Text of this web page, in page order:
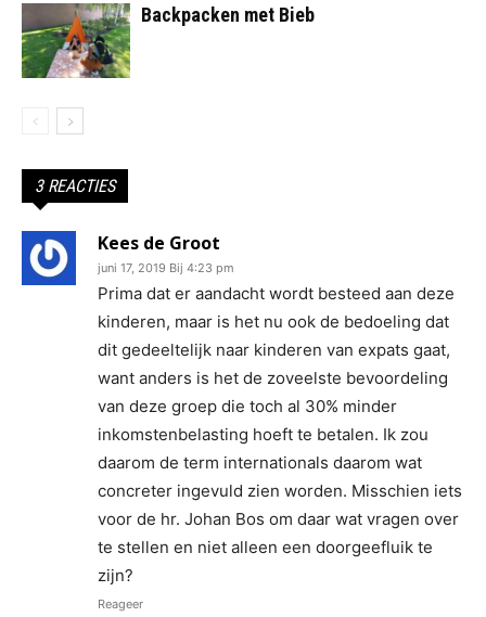
Backpacken met Bieb
3 REACTIES
Kees de Groot
juni 17, 2019 Bij 4:23 pm
Prima dat er aandacht wordt besteed aan deze
kinderen, maar is het nu ook de bedoeling dat
dit gedeeltelijk naar kinderen van expats gaat,
want anders is het de zoveelste bevoordeling
van deze groep die toch al 30% minder
inkomstenbelasting hoeft te betalen. Ik zou
daarom de term internationals daarom wat
concreter ingevuld zien worden. Misschien iets
voor de hr. Johan Bos om daar wat vragen over
te stellen en niet alleen een doorgeefluik te
zijn?
Reageer